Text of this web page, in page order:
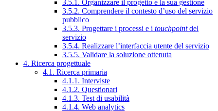
3.5.1. Organizzare il progetto e la sua gestione
3.5.2. Comprendere il contesto d’uso del servizio
pubblico
3.5.3. Progettare i processi e i touchpointdel
servizio
3.5.4. Realizzare l’interfaccia utente del servizio
3.5.5. Validare la soluzione ottenuta
4. Ricerca progettuale
4.1. Ricerca primaria
4.1.1. Interviste
4.1.2. Questionari
4.1.3. Test di usabilità
4.1.4. Web analytics